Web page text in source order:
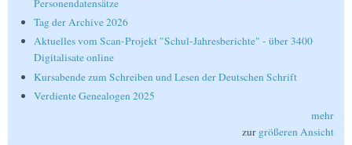
Personendatensätze
Tag der Archive 2026
Aktuelles vom Scan-Projekt "Schul-Jahresberichte" - über 3400
Digitalisate online
Kursabende zum Schreiben und Lesen der Deutschen Schrift
Verdiente Genealogen 2025
mehr
zur größeren Ansicht